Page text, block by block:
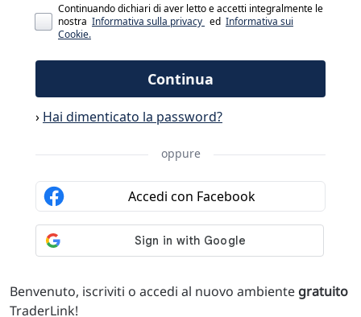
Benvenuto, iscriviti o accedi al nuovo ambiente gratuito
TraderLink!